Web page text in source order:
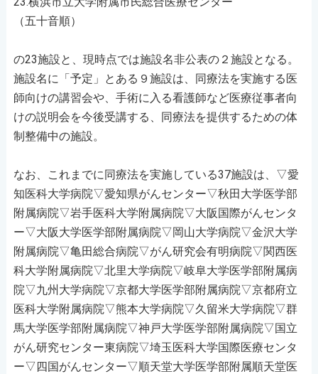
（五十音順）
の23施設と、現時点では施設名非公表の２施設となる。
施設名に「予定」とある９施設は、同療法を実施する医
師向けの講習会や、手術に入る看護師など医療従事者向
けの説明会を今後受講する、同療法を提供するための体
制整備中の施設。
なお、これまでに同療法を実施している37施設は、▽愛
知医科大学病院▽愛知県がんセンター▽秋田大学医学部
附属病院▽岩手医科大学附属病院▽大阪国際がんセンタ
ー▽大阪大学医学部附属病院▽岡山大学病院▽金沢大学
附属病院▽亀田総合病院▽がん研究会有明病院▽関西医
科大学附属病院▽北里大学病院▽岐阜大学医学部附属病
院▽九州大学病院▽京都大学医学部附属病院▽京都府立
医科大学附属病院▽熊本大学病院▽久留米大学病院▽群
馬大学医学部附属病院▽神戸大学医学部附属病院▽国立
がん研究センター東病院▽埼玉医科大学国際医療センタ
ー▽四国がんセンター▽順天堂大学医学部附属順天堂医